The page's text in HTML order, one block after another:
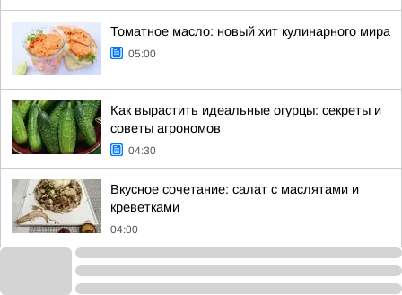
Томатное масло: новый хит кулинарного мира
05:00
Как вырастить идеальные огурцы: секреты и
советы агрономов
04:30
Вкусное сочетание: салат с маслятами и
креветками
04:00